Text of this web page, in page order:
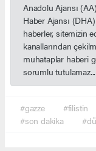
Anadolu Ajansı
Haber Ajansı
haberler, sitemizin
kanallarından
muhataplar haberi
sorumlu tutulamaz...
#gazze #filistin
#son dakika